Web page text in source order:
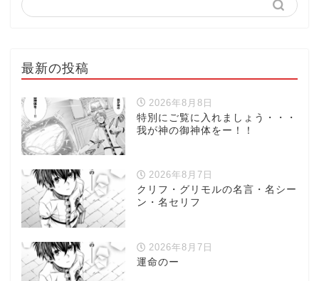
最新の投稿
2026年8月8日
特別にご覧に入れましょう・・・
我が神の御神体をー！！
2026年8月7日
クリフ・グリモルの名言・名シー
ン・名セリフ
2026年8月7日
運命のー